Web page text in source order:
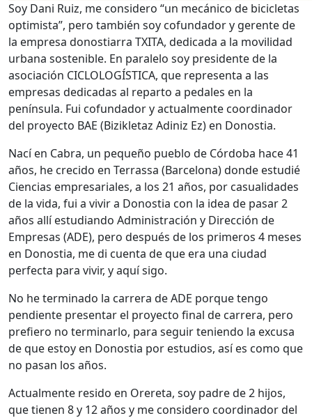
Soy Dani Ruiz, me considero “un mecánico de bicicletas
optimista”, pero también soy cofundador y gerente de
la empresa donostiarra TXITA, dedicada a la movilidad
urbana sostenible. En paralelo soy presidente de la
asociación CICLOLOGÍSTICA, que representa a las
empresas dedicadas al reparto a pedales en la
península. Fui cofundador y actualmente coordinador
del proyecto BAE (Bizikletaz Adiniz Ez) en Donostia.
Nací en Cabra, un pequeño pueblo de Córdoba hace 41
años, he crecido en Terrassa (Barcelona) donde estudié
Ciencias empresariales, a los 21 años, por casualidades
de la vida, fui a vivir a Donostia con la idea de pasar 2
años allí estudiando Administración y Dirección de
Empresas (ADE), pero después de los primeros 4 meses
en Donostia, me di cuenta de que era una ciudad
perfecta para vivir, y aquí sigo.
No he terminado la carrera de ADE porque tengo
pendiente presentar el proyecto final de carrera, pero
prefiero no terminarlo, para seguir teniendo la excusa
de que estoy en Donostia por estudios, así es como que
no pasan los años.
Actualmente resido en Orereta, soy padre de 2 hijos,
que tienen 8 y 12 años y me considero coordinador del